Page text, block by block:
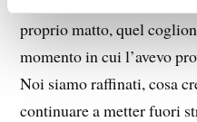
proprio matto, quel
momento in cui l’avevo
Noi siamo raffinati, cosa
continuare a metter fuori